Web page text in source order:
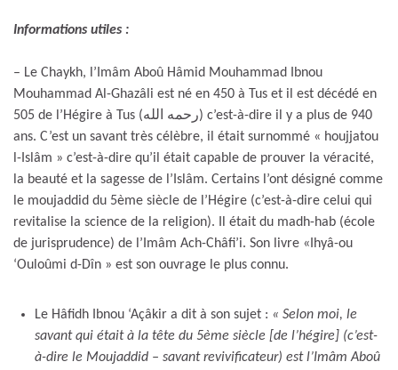
Informations utiles :
– Le Chaykh, l’Imâm Aboû Hâmid Mouhammad Ibnou
Mouhammad Al-Ghazâli est né en 450 à Tus et il est décédé en
505 de l’Hégire à Tus (رحمه الله) c’est-à-dire il y a plus de 940
ans. C’est un savant très célèbre, il était surnommé « houjjatou
l-Islâm » c’est-à-dire qu’il était capable de prouver la véracité,
la beauté et la sagesse de l’Islâm. Certains l’ont désigné comme
le moujaddid du 5ème siècle de l’Hégire (c’est-à-dire celui qui
revitalise la science de la religion). Il était du madh-hab (école
de jurisprudence) de l’Imâm Ach-Châfi’i. Son livre «Ihyâ-ou
‘Ouloûmi d-Dîn » est son ouvrage le plus connu.
Le Hâfidh Ibnou ‘Açâkir a dit à son sujet : « Selon moi, le
savant qui était à la tête du 5ème siècle [de l’hégire] (c’est-
à-dire le Moujaddid – savant revivificateur) est l’Imâm Aboû